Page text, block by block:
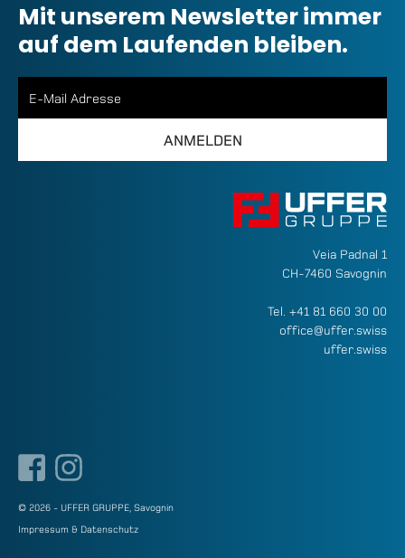
Mit unserem Newsletter immer
auf dem Laufenden bleiben.
Veia Padnal 1
CH-7460 Savognin
Tel. +41 81 660 30 00
office@uffer.swiss
uffer.swiss
© 2026 - UFFER GRUPPE, Savognin
Impressum & Datenschutz